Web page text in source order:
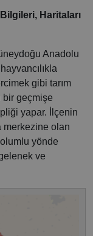
Haritaları
Anadolu
gibi tarım
bir geçmişe
yapar. İlçenin
merkezine olan
olumlu yönde
ve